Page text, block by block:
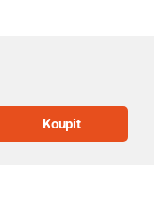
Koupit